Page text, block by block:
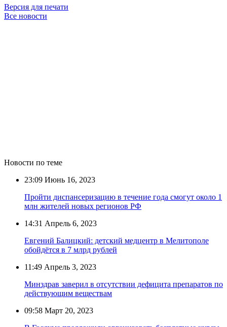
Версия для печати
Все новости
Новости по теме
23:09 Июнь 16, 2023
Пройти диспансеризацию в течение года смогут около 1
млн жителей новых регионов РФ
14:31 Апрель 6, 2023
Евгений Балицкий: детский медцентр в Мелитополе
обойдётся в 7 млрд рублей
11:49 Апрель 3, 2023
Минздрав заверил в отсутствии дефицита препаратов по
действующим веществам
09:58 Март 20, 2023